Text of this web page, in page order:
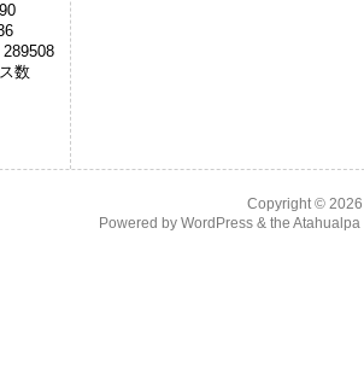
ス数
Copyright ©
Powered by WordPress& the Atahualpa